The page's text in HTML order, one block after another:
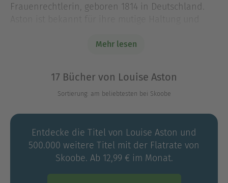
Frauenrechtlerin, geboren 1814 in Deutschland.
viele Bücher und Artikel geschrieben. Aston ist
offen für Frauenrechte gekämpft hat. Louise Aston
ist 1871 gestorben. Sie ist als wichtige Figur in die
Geschichte der Frauenrechte eingegangen.
Mehr lesen
17 Bücher von Louise Aston
Sortierung: am beliebtesten bei Skoobe
Entdecke die Titel von Louise Aston und
500.000 weitere Titel mit der Flatrate von
Skoobe. Ab 12,99 € im Monat.